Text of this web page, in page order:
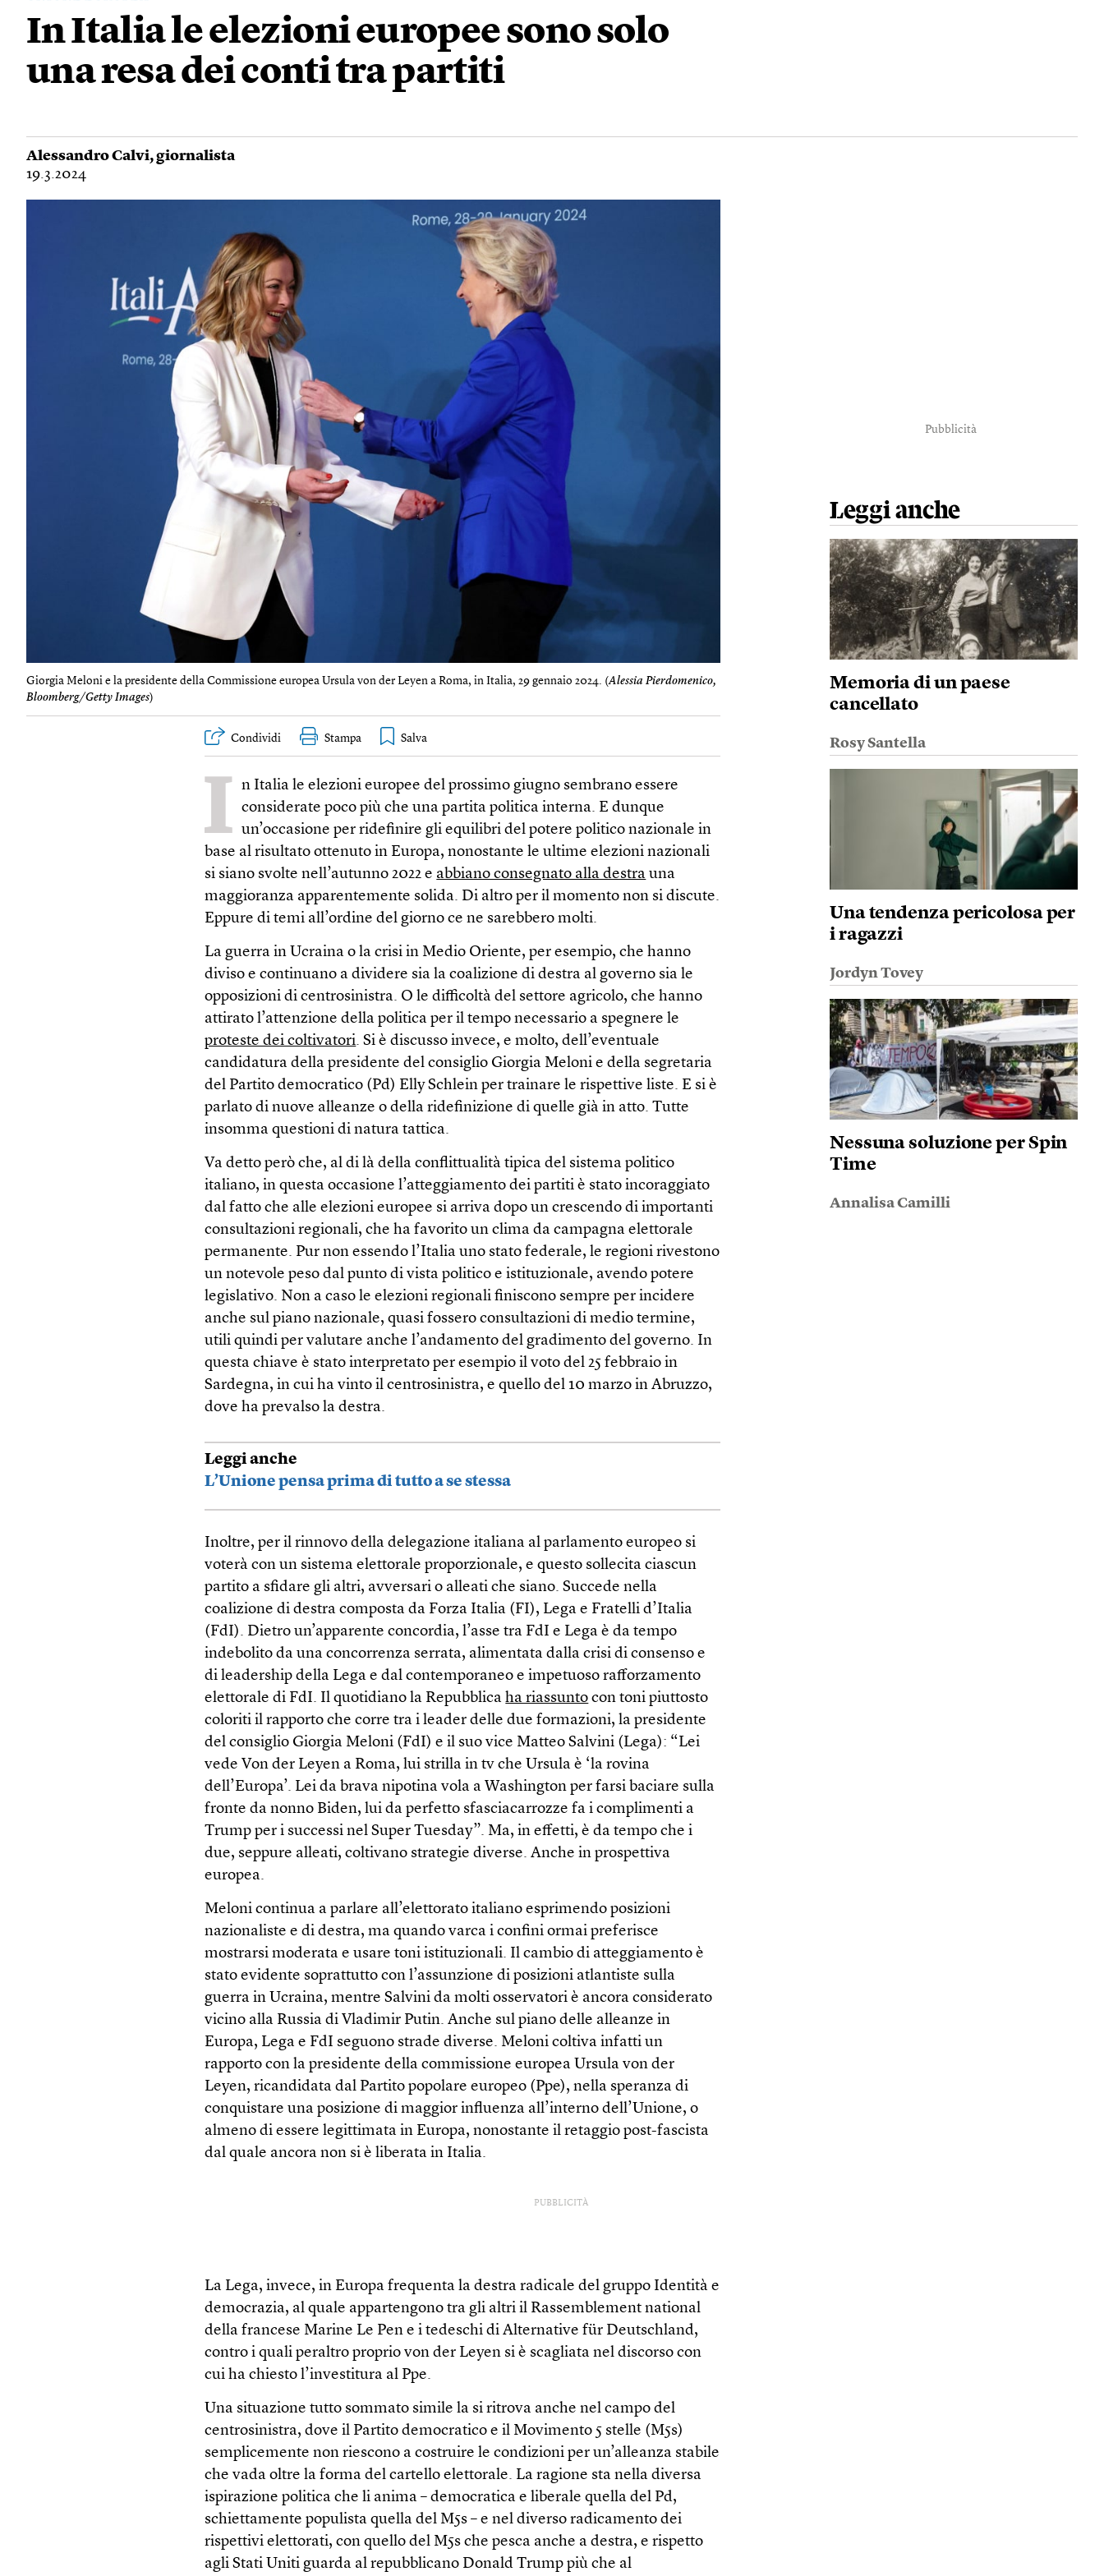
In Italia le elezioni europee sono solo
una resa dei conti tra partiti
Alessandro Calvi, giornalista
19.3.2024
Giorgia Meloni e la presidente della Commissione europea Ursula von der Leyen a Roma, in Italia, 29 gennaio 2024. (Alessia Pierdomenico,
Bloomberg/Getty Images)
Condividi Stampa
I n Italia le elezioni europee del prossimo giugno sembrano essere
considerate poco più che una partita politica interna. E dunque
un’occasione per ridefinire gli equilibri del potere politico nazionale in
base al risultato ottenuto in Europa, nonostante le ultime elezioni nazionali
si siano svolte nell’autunno 2022 e abbiano consegnato alla destra una
maggioranza apparentemente solida. Di altro per il momento non si discute.
Eppure di temi all’ordine del giorno ce ne sarebbero molti.
La guerra in Ucraina o la crisi in Medio Oriente, per esempio, che hanno
diviso e continuano a dividere sia la coalizione di destra al governo sia le
opposizioni di centrosinistra. O le difficoltà del settore agricolo, che hanno
attirato l’attenzione della politica per il tempo necessario a spegnere le
proteste dei coltivatori. Si è discusso invece, e molto, dell’eventuale
candidatura della presidente del consiglio Giorgia Meloni e della segretaria
del Partito democratico (Pd) Elly Schlein per trainare le rispettive liste. E si è
parlato di nuove alleanze o della ridefinizione di quelle già in atto. Tutte
insomma questioni di natura tattica.
Va detto però che, al di là della conflittualità tipica del sistema politico
italiano, in questa occasione l’atteggiamento dei partiti è stato incoraggiato
dal fatto che alle elezioni europee si arriva dopo un crescendo di importanti
consultazioni regionali, che ha favorito un clima da campagna elettorale
permanente. Pur non essendo l’Italia uno stato federale, le regioni rivestono
un notevole peso dal punto di vista politico e istituzionale, avendo potere
legislativo. Non a caso le elezioni regionali finiscono sempre per incidere
anche sul piano nazionale, quasi fossero consultazioni di medio termine,
utili quindi per valutare anche l’andamento del gradimento del governo. In
questa chiave è stato interpretato per esempio il voto del 25 febbraio in
Sardegna, in cui ha vinto il centrosinistra, e quello del 10 marzo in Abruzzo,
dove ha prevalso la destra.
Leggi anche
L’Unione pensa prima di tutto a se stessa
Inoltre, per il rinnovo della delegazione italiana al parlamento europeo si
voterà con un sistema elettorale proporzionale, e questo sollecita ciascun
partito a sfidare gli altri, avversari o alleati che siano. Succede nella
coalizione di destra composta da Forza Italia (FI), Lega e Fratelli d’Italia
(FdI). Dietro un’apparente concordia, l’asse tra FdI e Lega è da tempo
indebolito da una concorrenza serrata, alimentata dalla crisi di consenso e
di leadership della Lega e dal contemporaneo e impetuoso rafforzamento
elettorale di FdI. Il quotidiano la Repubblicaha riassunto con toni piuttosto
coloriti il rapporto che corre tra i leader delle due formazioni, la presidente
del consiglio Giorgia Meloni (FdI) e il suo vice Matteo Salvini (Lega): “Lei
vede Von der Leyen a Roma, lui strilla in tv che Ursula è ‘la rovina
dell’Europa’. Lei da brava nipotina vola a Washington per farsi baciare sulla
fronte da nonno Biden, lui da perfetto sfasciacarrozze fa i complimenti a
Trump per i successi nel Super Tuesday”. Ma, in effetti, è da tempo che i
due, seppure alleati, coltivano strategie diverse. Anche in prospettiva
europea.
Meloni continua a parlare all’elettorato italiano esprimendo posizioni
nazionaliste e di destra, ma quando varca i confini ormai preferisce
mostrarsi moderata e usare toni istituzionali. Il cambio di atteggiamento è
stato evidente soprattutto con l’assunzione di posizioni atlantiste sulla
guerra in Ucraina, mentre Salvini da molti osservatori è ancora considerato
vicino alla Russia di Vladimir Putin. Anche sul piano delle alleanze in
Europa, Lega e FdI seguono strade diverse. Meloni coltiva infatti un
rapporto con la presidente della commissione europea Ursula von der
Leyen, ricandidata dal Partito popolare europeo (Ppe), nella speranza di
conquistare una posizione di maggior influenza all’interno dell’Unione, o
almeno di essere legittimata in Europa, nonostante il retaggio post-fascista
dal quale ancora non si è liberata in Italia.
PUBBLICITÀ
La Lega, invece, in Europa frequenta la destra radicale del gruppo Identità e
democrazia, al quale appartengono tra gli altri il Rassemblement national
della francese Marine Le Pen e i tedeschi di Alternative für Deutschland,
contro i quali peraltro proprio von der Leyen si è scagliata nel discorso con
cui ha chiesto l’investitura al Ppe.
Una situazione tutto sommato simile la si ritrova anche nel campo del
centrosinistra, dove il Partito democratico e il Movimento 5 stelle (M5s)
semplicemente non riescono a costruire le condizioni per un’alleanza stabile
che vada oltre la forma del cartello elettorale. La ragione sta nella diversa
ispirazione politica che li anima – democratica e liberale quella del Pd,
schiettamente populista quella del M5s – e nel diverso radicamento dei
rispettivi elettorati, con quello del M5s che pesca anche a destra, e rispetto
agli Stati Uniti guarda al repubblicano Donald Trump più che al
Pubblicità
Leggi anche
Memoria di un paese
cancellato
Rosy Santella
Una tendenza pericolosa per
i ragazzi
Jordyn Tovey
Nessuna soluzione per Spin
Time
Annalisa Camilli